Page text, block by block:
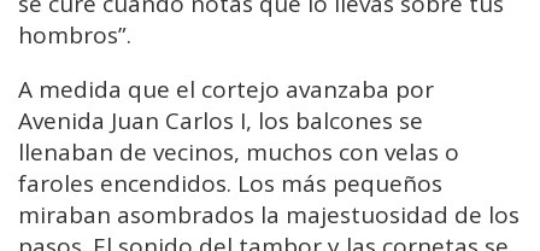
hombros”.
A medida que el cortejo avanzaba por
Avenida Juan Carlos I, los balcones se
llenaban de vecinos, muchos con velas o
faroles encendidos. Los más pequeños
miraban asombrados la majestuosidad de los